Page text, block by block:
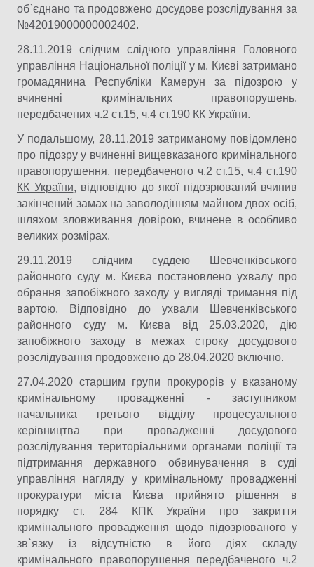
об`єднано та продовжено досудове розслідування за
№42019000000002402.
28.11.2019 слідчим слідчого управління Головного
управління Національної поліції у м. Києві затримано
громадянина Республіки Камерун за підозрою у
вчиненні кримінальних правопорушень,
передбачених ч.2 ст.15, ч.4 ст.190 КК України.
У подальшому, 28.11.2019 затриманому повідомлено
про підозру у вчиненні вищевказаного кримінального
правопорушення, передбаченого ч.2 ст.15, ч.4 ст.190
КК України, відповідно до якої підозрюваний вчинив
закінчений замах на заволодінням майном двох осіб,
шляхом зловживання довірою, вчинене в особливо
великих розмірах.
29.11.2019 слідчим суддею Шевченківського
районного суду м. Києва постановлено ухвалу про
обрання запобіжного заходу у вигляді тримання під
вартою. Відповідно до ухвали Шевченківського
районного суду м. Києва від 25.03.2020, дію
запобіжного заходу в межах строку досудового
розслідування продовжено до 28.04.2020 включно.
27.04.2020 старшим групи прокурорів у вказаному
кримінальному провадженні - заступником
начальника третього відділу процесуального
керівництва при провадженні досудового
розслідування територіальними органами поліції та
підтримання державного обвинувачення в суді
управління нагляду у кримінальному провадженні
прокуратури міста Києва прийнято рішення в
порядку ст. 284 КПК України про закриття
кримінального провадження щодо підозрюваного у
зв`язку із відсутністю в його діях складу
кримінального правопорушення передбаченого ч.2